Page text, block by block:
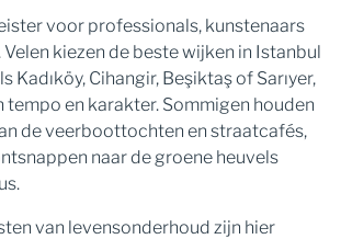
voor professionals, kunstenaars
kiezen de beste wijken in Istanbul
Kadıköy, Cihangir, Beşiktaş of Sarıyer,
tempo en karakter. Sommigen houden
de veerboottochten en straatcafés,
naar de groene heuvels
van levensonderhoud zijn hier